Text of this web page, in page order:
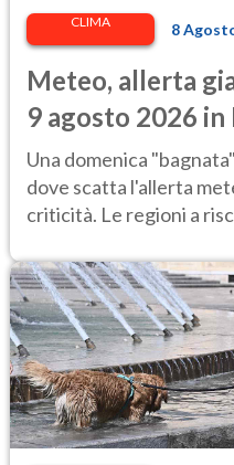
CLIMA 8
Meteo, allerta
9 agosto 2026 in
Una domenica
dove scatta l'allerta
criticità. Le regioni a